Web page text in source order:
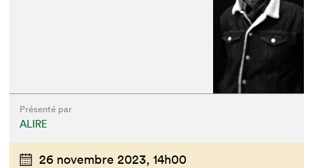
Présenté par
ALIRE
26 novembre 2023, 14h00